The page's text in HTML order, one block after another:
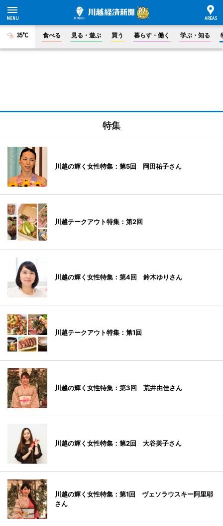
35°C 食べる 見る・遊ぶ 買う 暮らす・働く 学ぶ・知る
特集
川越の輝く女性特集：第5回 岡田祐子さん
川越テークアウト特集：第2回
川越の輝く女性特集：第4回 鈴木ゆりさん
川越テークアウト特集：第1回
川越の輝く女性特集：第3回 荒井由佳さん
川越の輝く女性特集：第2回 大谷美子さん
川越の輝く女性特集：第1回 ヴェソラウスキー阿里耶
さん